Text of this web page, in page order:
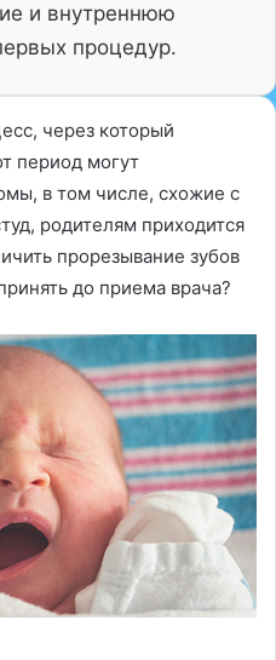
и внутреннюю
процедур.
через который
период могут
в том числе, схожие с
родителям приходится
прорезывание зубов
до приема врача?